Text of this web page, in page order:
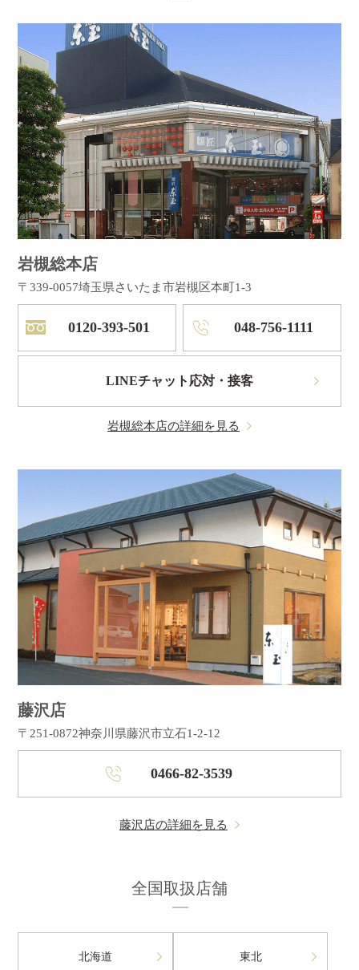
岩槻総本店
〒339-0057埼玉県さいたま市岩槻区本町1-3
0120-393-501 048-756-1111
LINEチャット応対・接客
岩槻総本店の詳細を見る
藤沢店
〒251-0872神奈川県藤沢市立石1-2-12
0466-82-3539
藤沢店の詳細を見る
全国取扱店舗
北海道 東北